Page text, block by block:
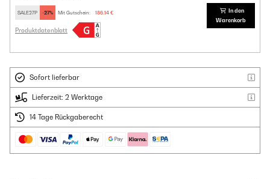
SALE27P -27% Mit Gutschein: 186,14 €
Produktdatenblatt
In den
Warenkorb
Sofort lieferbar
Lieferzeit: 2 Werktage
14 Tage Rückgaberecht